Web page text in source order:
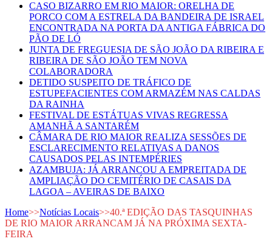
CASO BIZARRO EM RIO MAIOR: ORELHA DE
PORCO COM A ESTRELA DA BANDEIRA DE ISRAEL
ENCONTRADA NA PORTA DA ANTIGA FÁBRICA DO
PÃO DE LÓ
JUNTA DE FREGUESIA DE SÃO JOÃO DA RIBEIRA E
RIBEIRA DE SÃO JOÃO TEM NOVA
COLABORADORA
DETIDO SUSPEITO DE TRÁFICO DE
ESTUPEFACIENTES COM ARMAZÉM NAS CALDAS
DA RAINHA
FESTIVAL DE ESTÁTUAS VIVAS REGRESSA
AMANHÃ A SANTARÉM
CÂMARA DE RIO MAIOR REALIZA SESSÕES DE
ESCLARECIMENTO RELATIVAS A DANOS
CAUSADOS PELAS INTEMPÉRIES
AZAMBUJA: JÁ ARRANCOU A EMPREITADA DE
AMPLIAÇÃO DO CEMITÉRIO DE CASAIS DA
LAGOA – AVEIRAS DE BAIXO
Home>>Notícias Locais>>40.ª EDIÇÃO DAS TASQUINHAS
DE RIO MAIOR ARRANCAM JÁ NA PRÓXIMA SEXTA-
FEIRA